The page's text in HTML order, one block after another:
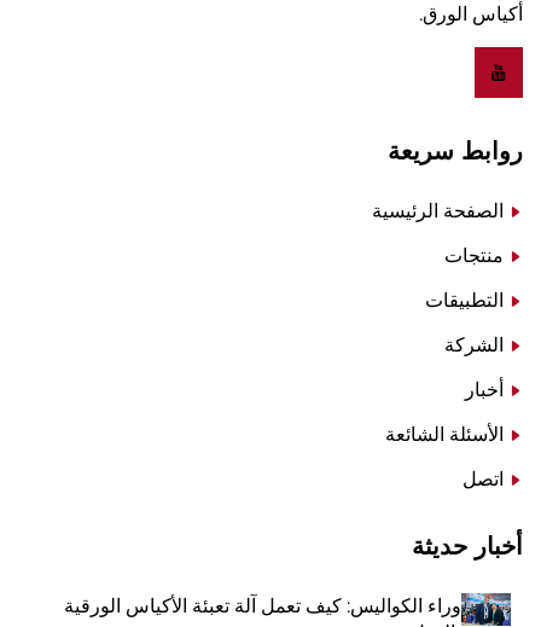
أكياس الورق.
روابط سريعة
الصفحة الرئيسية
منتجات
التطبيقات
الشركة
أخبار
الأسئلة الشائعة
اتصل
أخبار حديثة
وراء الكواليس: كيف تعمل آلة تعبئة الأكياس الورقية